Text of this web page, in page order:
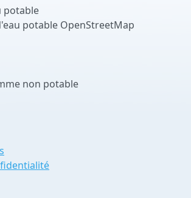
potable
potable OpenStreetMap
non potable